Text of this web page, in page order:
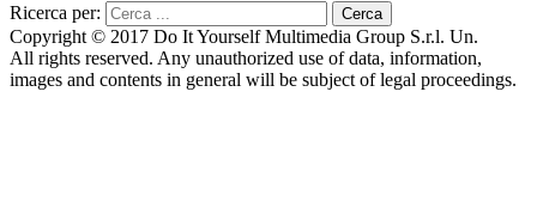
Ricerca per:
Copyright © 2017 Do It Yourself Multimedia Group S.r.l. Un.
All rights reserved. Any unauthorized use of data, information,
images and contents in general will be subject of legal proceedings.